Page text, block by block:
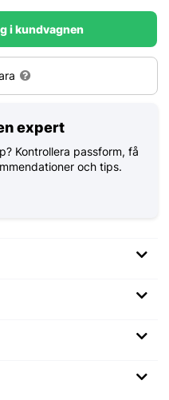
i kundvagnen
expert
Kontrollera passform, få
och tips.